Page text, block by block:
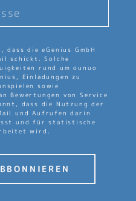
die eGenius GmbH
schickt. Solche
rund um ounuo
Einladungen zu
sowie
Bewertungen von Service
dass die Nutzung der
und Aufrufen darin
und für statistische
wird.